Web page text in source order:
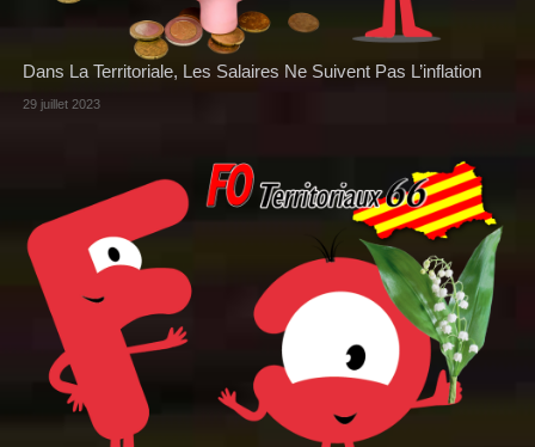
Dans La Territoriale, Les Salaires Ne Suivent Pas L’inflation
29 juillet 2023